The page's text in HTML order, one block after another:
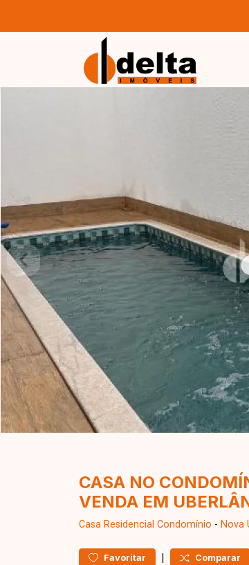
CASA NO
VENDA EM
Casa Residencial Condomínio - Nova
Favoritar | Comparar